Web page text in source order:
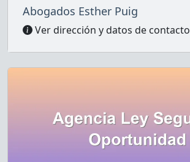
Abogados Esther Puig
Ver dirección y datos de contacto